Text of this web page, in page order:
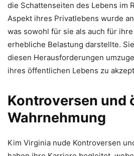
die Schattenseiten des Lebens im
Aspekt ihres Privatlebens wurde
was sowohl für sie als auch für
erhebliche Belastung darstellte.
diesen Herausforderungen
ihres öffentlichen Lebens zu
Kontroversen und
Wahrnehmung
Kim Virginia nude Kontroversen